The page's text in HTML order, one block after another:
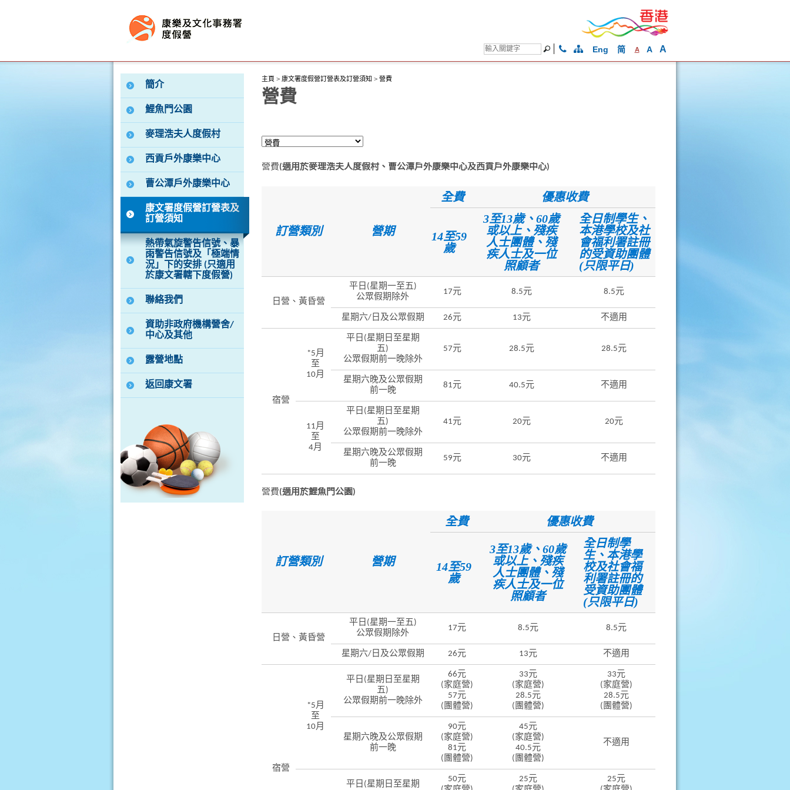
Eng 简 A A A
按“Tab”進入菜單
簡介
鯉魚門公園
麥理浩夫人度假村
西貢戶外康樂中心
曹公潭戶外康樂中心
康文署度假營訂營表及
訂營須知
熱帶氣旋警告信號、暴
雨警告信號及「極端情
況」下的安排 (只適用
於康文署轄下度假營)
聯絡我們
資助非政府機構營舍/
中心及其他
露營地點
返回康文署
主頁 > 康文署度假營訂營表及訂營須知 > 營費
營費
營費(適用於麥理浩夫人度假村、曹公潭戶外康樂中心及西貢戶外康樂中心)
訂營類別 營期
全費 優惠收費
14至59
歲
3至13歲、60歲
或以上、殘疾
人士團體、殘
疾人士及一位
照顧者
全日制學生、
本港學校及社
會福利署註冊
的受資助團體
(只限平日)
日營、黃昏營
平日(星期一至五)
公眾假期除外
17元 8.5元 8.5元
星期六/日及公眾假期 26元 13元 不適用
宿營
*5月
至
10月
平日(星期日至星期
五)
公眾假期前一晚除外
57元 28.5元 28.5元
星期六晚及公眾假期
前一晚
81元 40.5元 不適用
11月
至
4月
平日(星期日至星期
五)
公眾假期前一晚除外
41元 20元 20元
星期六晚及公眾假期
前一晚
59元 30元 不適用
營費(適用於鯉魚門公園)
訂營類別 營期
全費 優惠收費
14至59
歲
3至13歲、60歲
或以上、殘疾
人士團體、殘
疾人士及一位
照顧者
全日制學
生、本港學
校及社會福
利署註冊的
受資助團體
(只限平日)
日營、黃昏營
平日(星期一至五)
公眾假期除外
17元 8.5元 8.5元
星期六/日及公眾假期 26元 13元 不適用
宿營
*5月
至
10月
平日(星期日至星期
五)
公眾假期前一晚除外
66元
(家庭營)
57元
(團體營)
33元
(家庭營)
28.5元
(團體營)
33元
(家庭營)
28.5元
(團體營)
星期六晚及公眾假期
前一晚
90元
(家庭營)
81元
(團體營)
45元
(家庭營)
40.5元
(團體營)
不適用
平日(星期日至星期
50元
25元
25元